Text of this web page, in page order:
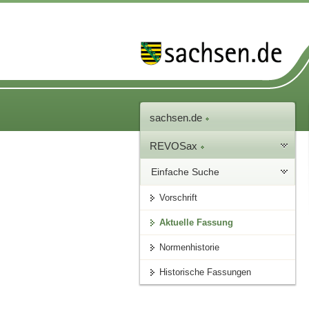
sachsen.de
REVOSax
Einfache Suche
Vorschrift
Aktuelle Fassung
Normenhistorie
Historische Fassungen